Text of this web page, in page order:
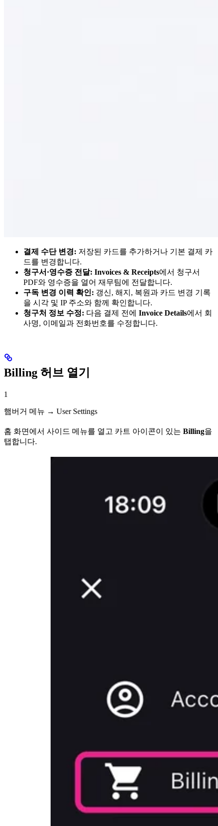
결제 수단 변경: 저장된 카드를 추가하거나 기본 결제 카
드를 변경합니다.
청구서·영수증 전달: Invoices & Receipts에서 청구서
PDF와 영수증을 열어 재무팀에 전달합니다.
구독 변경 이력 확인: 갱신, 해지, 복원과 카드 변경 기록
을 시각 및 IP 주소와 함께 확인합니다.
청구처 정보 수정: 다음 결제 전에 Invoice Details에서 회
사명, 이메일과 전화번호를 수정합니다.
Billing 허브 열기
1
햄버거 메뉴 → User Settings
홈 화면에서 사이드 메뉴를 열고 카트 아이콘이 있는 Billing을
탭합니다.